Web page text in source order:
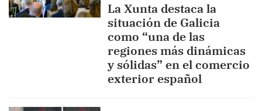
La Xunta destaca la
situación de Galicia
como “una de las
regiones más dinámicas
y sólidas” en el comercio
exterior español